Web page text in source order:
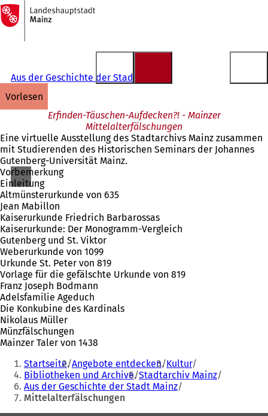
Inhalt anspringen
Zur
Startseite
Aus der Geschichte der Stadt Mainz
vorlesen
Erfinden-Täuschen-Aufdecken?! - Mainzer
Mittelalterfälschungen
Eine virtuelle Ausstellung des Stadtarchivs Mainz zusammen
mit Studierenden des Historischen Seminars der Johannes
Gutenberg-Universität Mainz.
Vorbemerkung
Einleitung
Altmünsterurkunde von 635
Jean Mabillon
Kaiserurkunde Friedrich Barbarossas
Kaiserurkunde: Der Monogramm-Vergleich
Gutenberg und St. Viktor
Weberurkunde von 1099
Urkunde St. Peter von 819
Vorlage für die gefälschte Urkunde von 819
Franz Joseph Bodmann
Adelsfamilie Ageduch
Die Konkubine des Kardinals
Nikolaus Müller
Münzfälschungen
Mainzer Taler von 1438
Sie
befinden
sich
hier:
Startseite Angebote entdecken Kultur
Bibliotheken und Archive Stadtarchiv Mainz
Aus der Geschichte der Stadt Mainz
Mittelalterfälschungen